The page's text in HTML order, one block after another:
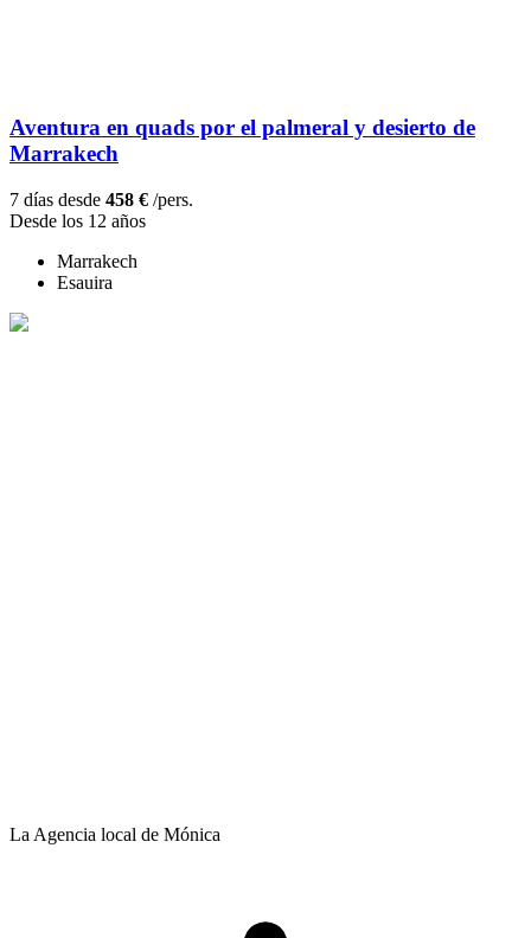
Aventura en quads por el palmeral y desierto de
Marrakech
7 días desde 458 € /pers.
Desde los 12 años
Marrakech
Esauira
La Agencia local de Mónica